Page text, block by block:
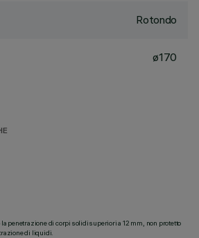
Rotondo
ø170
la penetrazione di corpi solidi superiori a 12 mm, non protetto
di liquidi.